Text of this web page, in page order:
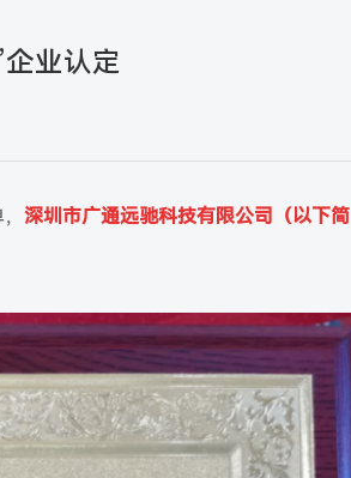
业认定
深圳市广通远驰科技有限公司（以下简